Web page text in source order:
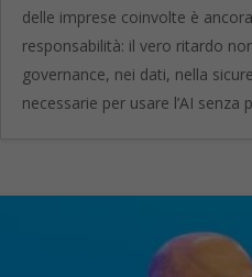
delle imprese coinvolte è
responsabilità: il vero ritardo
governance, nei dati, nella
necessarie per usare l’AI senza